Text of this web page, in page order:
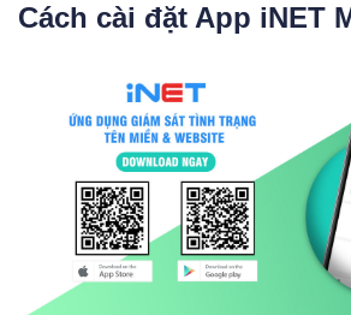
Cách cài đặt App iNET